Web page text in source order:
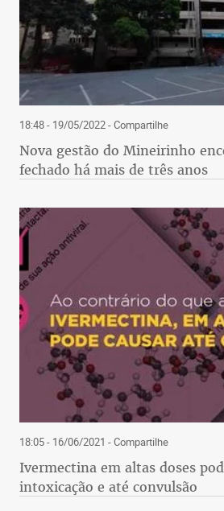
18:48 - 19/05/2022- Compartilhe
Nova gestão do Mineirinho
fechado há mais de três anos
18:05 - 16/06/2021 - Compartilhe
Ivermectina em altas doses
intoxicação e até convulsão